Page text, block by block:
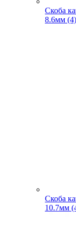
Скоба
8.6мм (4)
Скоба
10.7мм